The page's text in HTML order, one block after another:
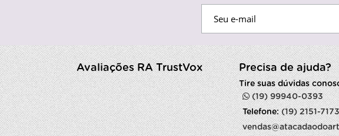
Avaliações RA TrustVox Precisa de ajuda?
Tire suas dúvidas
(19) 99940-0393
Telefone:(19) 2151-7173